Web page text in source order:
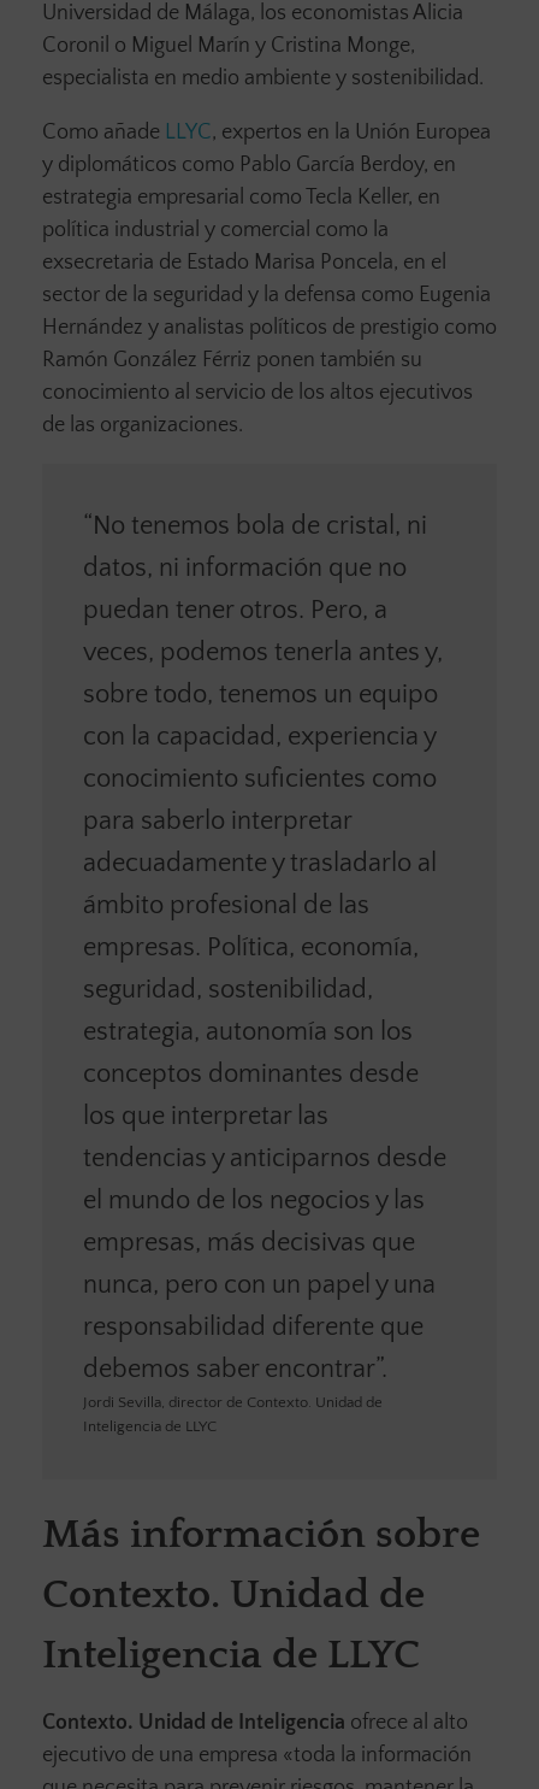
Universidad de Málaga, los economistas Alicia
Coronil o Miguel Marín y Cristina Monge,
especialista en medio ambiente y sostenibilidad.
Como añade LLYC, expertos en la Unión Europea
y diplomáticos como Pablo García Berdoy, en
estrategia empresarial como Tecla Keller, en
política industrial y comercial como la
exsecretaria de Estado Marisa Poncela, en el
sector de la seguridad y la defensa como Eugenia
Hernández y analistas políticos de prestigio como
Ramón González Férriz ponen también su
conocimiento al servicio de los altos ejecutivos
de las organizaciones.
“No tenemos bola de cristal, ni
datos, ni información que no
puedan tener otros. Pero, a
veces, podemos tenerla antes y,
sobre todo, tenemos un equipo
con la capacidad, experiencia y
conocimiento suficientes como
para saberlo interpretar
adecuadamente y trasladarlo al
ámbito profesional de las
empresas. Política, economía,
seguridad, sostenibilidad,
estrategia, autonomía son los
conceptos dominantes desde
los que interpretar las
tendencias y anticiparnos desde
el mundo de los negocios y las
empresas, más decisivas que
nunca, pero con un papel y una
responsabilidad diferente que
debemos saber encontrar”.
Jordi Sevilla, director de Contexto. Unidad de
Inteligencia de LLYC
Más información sobre
Contexto. Unidad de
Inteligencia de LLYC
Contexto. Unidad de Inteligencia ofrece al alto
ejecutivo de una empresa «toda la información